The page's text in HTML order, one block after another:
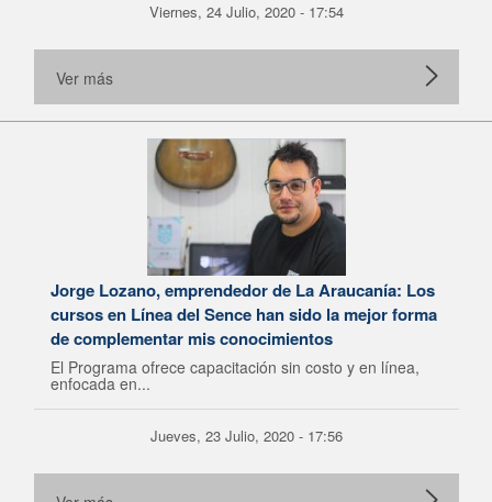
Viernes, 24 Julio, 2020 - 17:54
Ver más
Jorge Lozano, emprendedor de La Araucanía: Los
cursos en Línea del Sence han sido la mejor forma
de complementar mis conocimientos
El Programa ofrece capacitación sin costo y en línea,
enfocada en...
Jueves, 23 Julio, 2020 - 17:56